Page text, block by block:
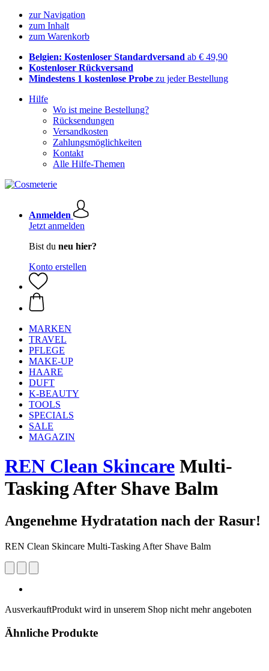
zur Navigation
zum Inhalt
zum Warenkorb
Belgien: Kostenloser Standardversand ab € 49,90
Kostenloser Rückversand
Mindestens 1 kostenlose Probe zu jeder Bestellung
Hilfe
Wo ist meine Bestellung?
Rücksendungen
Versandkosten
Zahlungsmöglichkeiten
Kontakt
Alle Hilfe-Themen
Anmelden
Jetzt anmelden
Bist du neu hier?
Konto erstellen
MARKEN
TRAVEL
PFLEGE
MAKE-UP
HAARE
DUFT
K-BEAUTY
TOOLS
SPECIALS
SALE
MAGAZIN
REN Clean Skincare Multi-
Tasking After Shave Balm
Angenehme Hydratation nach der Rasur!
REN Clean Skincare Multi-Tasking After Shave Balm
AusverkauftProdukt wird in unserem Shop nicht mehr angeboten
Ähnliche Produkte